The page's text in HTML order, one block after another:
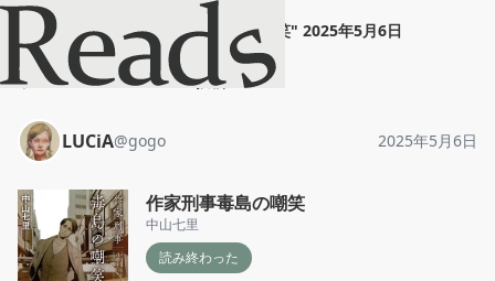
LUCiA"作家刑事毒島の嘲笑" 2025年5月6日
ホーム LUCiA 投稿
LUCiA@gogo 2025年5月6日
作家刑事毒島の嘲笑
中山七里
読み終わった